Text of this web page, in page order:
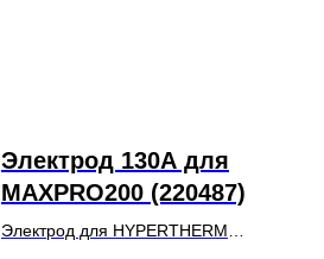
Электрод 130А для
MAXPRO200 (220487)
Электрод для HYPERTHERM